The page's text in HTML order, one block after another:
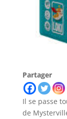
Partager
Il se passe
de